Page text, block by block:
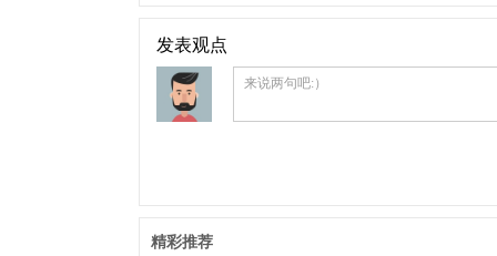
发表观点
来说两句吧:）
精彩推荐